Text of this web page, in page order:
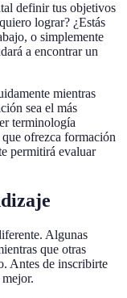
definir tus objetivos
lograr? ¿Estás
o simplemente
a encontrar un
mientras
sea el más
terminología
ofrezca formación
permitirá evaluar
Algunas
que otras
Antes de inscribirte